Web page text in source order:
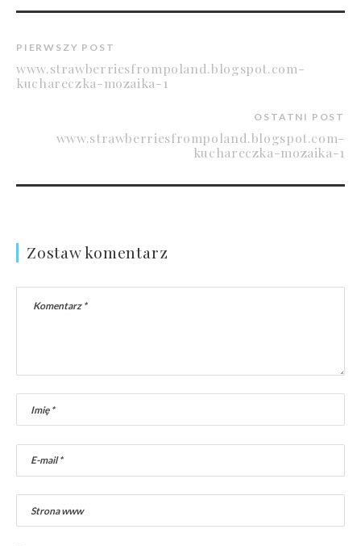
PIERWSZY POST
www.strawberriesfrompoland.blogspot.com-
kuchareczka-mozaika-1
OSTATNI POST
www.strawberriesfrompoland.blogspot.com-
kuchareczka-mozaika-1
Zostaw komentarz